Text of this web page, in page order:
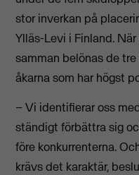
stor inverkan på
Ylläs-Levi i Finland.
samman belönas de
åkarna som har högst
– Vi identifierar oss
ständigt förbättra sig
före konkurrenterna.
krävs det karaktär,